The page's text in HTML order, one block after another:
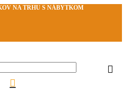
NA TRHU S NÁBYTKOM